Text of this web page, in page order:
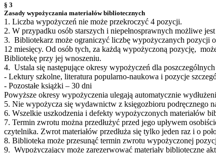
§ 3
Zasady wypożyczania materiałów bibliotecznych
1. Liczba wypożyczeń nie może przekroczyć 4 pozycji.
2. W przypadku osób starszych i niepełnosprawnych możliwe
3. Bibliotekarz może ograniczyć liczbę wypożyczanych pozycji
12 miesięcy. Od osób tych, za każdą wypożyczoną pozycję,
Bibliotekę przy jej wnoszeniu.
4. Ustala się następujące okresy wypożyczeń dla
- Lektury szkolne, literatura popularno-naukowa i pozycje
- Pozostałe książki – 30 dni
Powyższe okresy wypożyczenia ulegają automatycznie
5. Nie wypożycza się wydawnictw z księgozbioru podręcznego
6. Wszelkie uszkodzenia i defekty wypożyczonych materiałów
7. Termin zwrotu można przedłużyć przed jego upływem
czytelnika. Zwrot materiałów przedłuża się tylko jeden raz i o
8. Biblioteka może przesunąć termin zwrotu wypożyczonej
9. Wypożyczający może zarezerwować materiały biblioteczne